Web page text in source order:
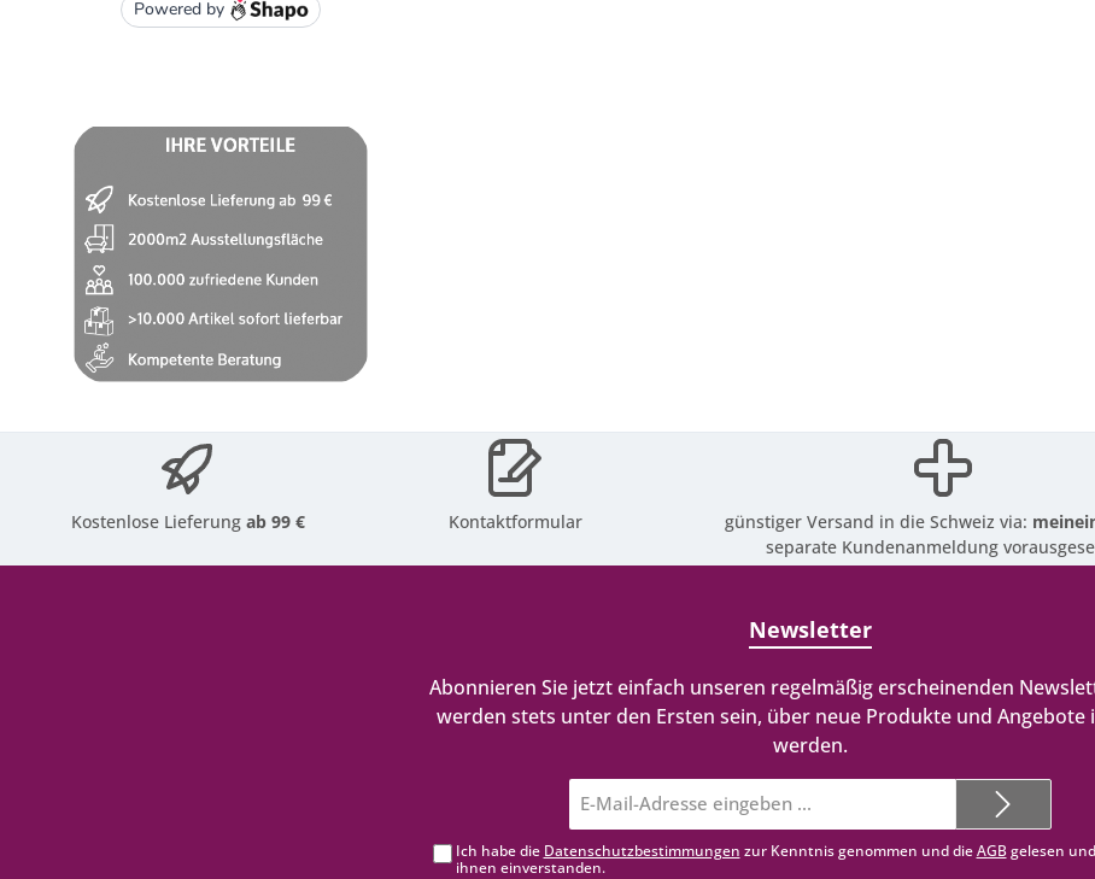
Kostenlose Lieferungab 99 € Kontaktformular günstiger Versand in die Schweiz via:
separate Kundenanmeldung
Newsletter
Abonnieren Sie jetzt einfach unseren regelmäßig erscheinenden
werden stets unter den Ersten sein, über neue Produkte und
werden.
Mail-
Adresse*
Ich habe die Datenschutzbestimmungen zur Kenntnis genommen und dieAGBgelesen
ihnen einverstanden.